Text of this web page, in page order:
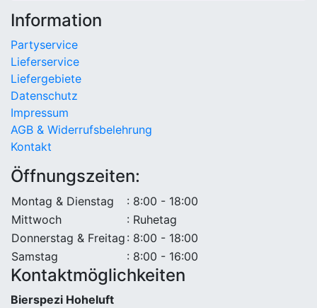
Information
Partyservice
Lieferservice
Liefergebiete
Datenschutz
Impressum
AGB & Widerrufsbelehrung
Kontakt
Öffnungszeiten:
Montag & Dienstag
: 8:00 - 18:00
Mittwoch
: Ruhetag
Donnerstag & Freitag : 8:00 - 18:00
Samstag
: 8:00 - 16:00
Kontaktmöglichkeiten
Bierspezi Hoheluft